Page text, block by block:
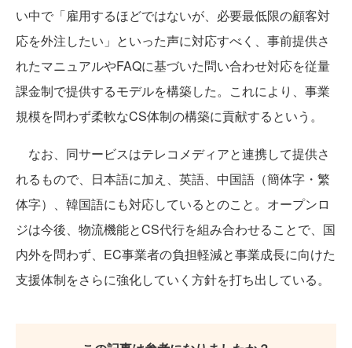
い中で「雇用するほどではないが、必要最低限の顧客対
応を外注したい」といった声に対応すべく、事前提供さ
れたマニュアルやFAQに基づいた問い合わせ対応を従量
課金制で提供するモデルを構築した。これにより、事業
規模を問わず柔軟なCS体制の構築に貢献するという。
なお、同サービスはテレコメディアと連携して提供さ
れるもので、日本語に加え、英語、中国語（簡体字・繁
体字）、韓国語にも対応しているとのこと。オープンロ
ジは今後、物流機能とCS代行を組み合わせることで、国
内外を問わず、EC事業者の負担軽減と事業成長に向けた
支援体制をさらに強化していく方針を打ち出している。